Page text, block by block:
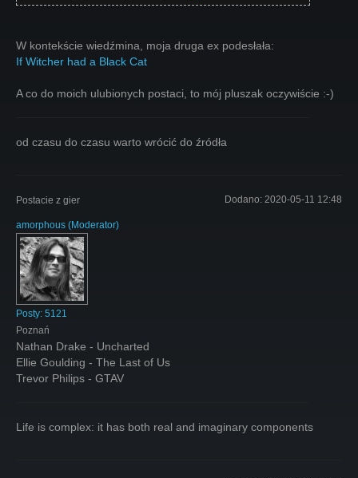
W kontekście wiedźmina, moja druga ex podesłała:
If Witcher had a Black Cat
A co do moich ulubionych postaci, to mój pluszak oczywiście :-)
od czasu do czasu warto wrócić do źródła
Postacie z gier Dodano: 2020-05-11 12:48
amorphous (Moderator)
Posty: 5121
Poznań
Nathan Drake - Uncharted
Ellie Goulding - The Last of Us
Trevor Philips - GTAV
Life is complex: it has both real and imaginary components